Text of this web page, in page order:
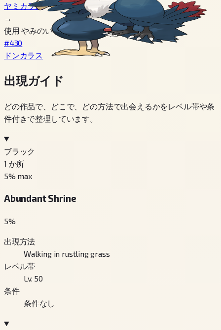
ヤミカラス
→
使用 やみのいし
#430
ドンカラス
出現ガイド
どの作品で、どこで、どの方法で出会えるかをレベル帯や条
件付きで整理しています。
ブラック
1 か所
5% max
Abundant Shrine
5%
出現方法
Walking in rustling grass
レベル帯
Lv. 50
条件
条件なし